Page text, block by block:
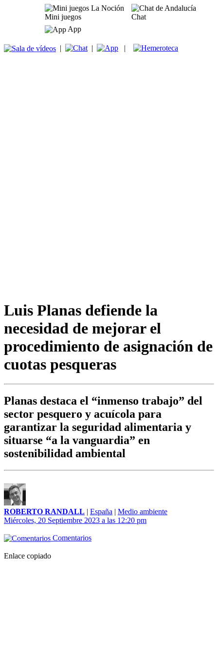
Mini juegos
Chat
App
| | |
Luis Planas defiende la
necesidad de mejorar el
procedimiento de asignación de
cuotas pesqueras
Planas destaca el “inmenso trabajo” del
sector pesquero y acuícola para
garantizar la seguridad alimentaria y
situarse “a la vanguardia” en
sostenibilidad ambiental
ROBERTO RANDALL | España | Medio ambiente
Miércoles, 20 Septiembre 2023 a las 12:20 pm
Comentarios
Enlace copiado